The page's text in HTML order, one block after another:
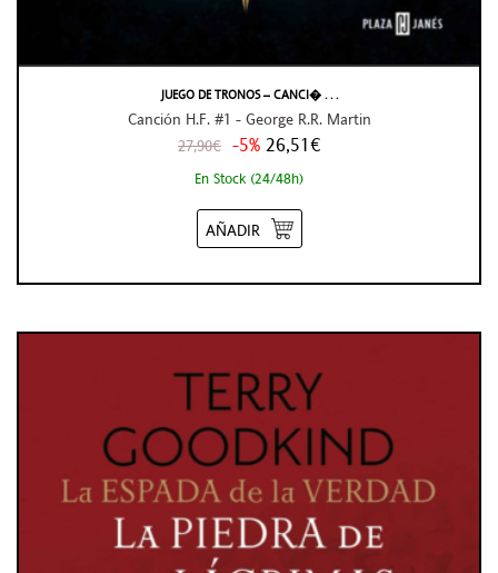
JUEGO DE TRONOS – CANCI� . . .
Canción H.F. #1 - George R.R. Martin
27,90€ -5% 26,51€
En Stock (24/48h)
AÑADIR